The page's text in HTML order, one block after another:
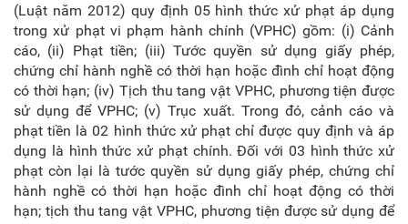
(Luật năm 2012) quy định 05 hình thức xử phạt áp dụng
trong xử phạt vi phạm hành chính (VPHC) gồm: (i) Cảnh
cáo, (ii) Phạt tiền; (iii) Tước quyền sử dụng giấy phép,
chứng chỉ hành nghề có thời hạn hoặc đình chỉ hoạt động
có thời hạn; (iv) Tịch thu tang vật VPHC, phương tiện được
sử dụng để VPHC; (v) Trục xuất. Trong đó, cảnh cáo và
phạt tiền là 02 hình thức xử phạt chỉ được quy định và áp
dụng là hình thức xử phạt chính. Đối với 03 hình thức xử
phạt còn lại là tước quyền sử dụng giấy phép, chứng chỉ
hành nghề có thời hạn hoặc đình chỉ hoạt động có thời
hạn; tịch thu tang vật VPHC, phương tiện được sử dụng để